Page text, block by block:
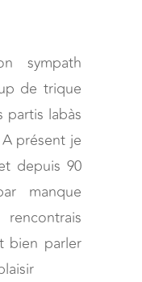
sympath
de trique
partis labàs
présent je
depuis 90
manque
bien parler